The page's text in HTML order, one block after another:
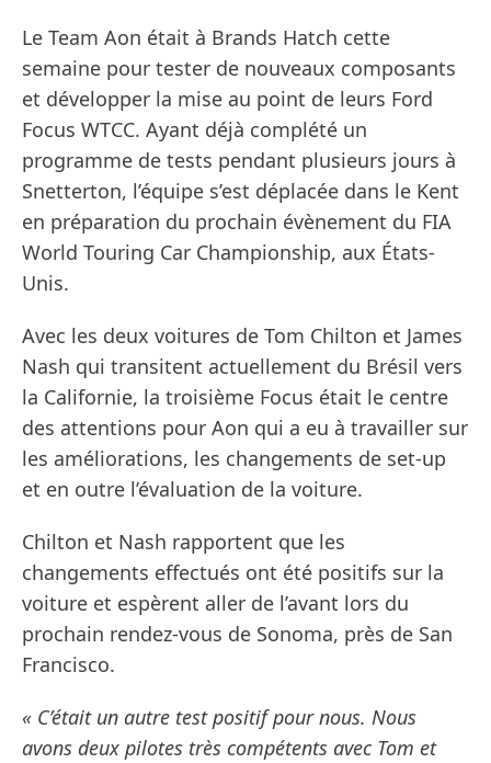
Le Team Aon était à Brands Hatch cette
semaine pour tester de nouveaux composants
et développer la mise au point de leurs Ford
Focus WTCC. Ayant déjà complété un
programme de tests pendant plusieurs jours à
Snetterton, l’équipe s’est déplacée dans le Kent
en préparation du prochain évènement du FIA
World Touring Car Championship, aux États-
Unis.
Avec les deux voitures de Tom Chilton et James
Nash qui transitent actuellement du Brésil vers
la Californie, la troisième Focus était le centre
des attentions pour Aon qui a eu à travailler sur
les améliorations, les changements de set-up
et en outre l’évaluation de la voiture.
Chilton et Nash rapportent que les
changements effectués ont été positifs sur la
voiture et espèrent aller de l’avant lors du
prochain rendez-vous de Sonoma, près de San
Francisco.
« C’était un autre test positif pour nous. Nous
avons deux pilotes très compétents avec Tom et